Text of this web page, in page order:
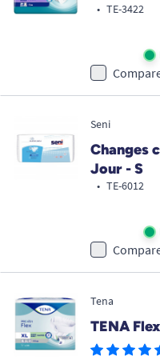
• TE-3422
Seni
Changes
Jour - S
• TE-6012
Tena
TENA